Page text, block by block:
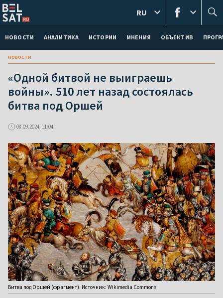
НОВОСТИ АНАЛИТИКА ИСТОРИИ МНЕНИЯ ОБЪЕКТИВ
RU
новости
«Одной битвой не выиграешь
войны». 510 лет назад состоялась
битва под Оршей
08.09.2024, 11:04
Битва под Оршей (фрагмент). Источник: Wikimedia Commons